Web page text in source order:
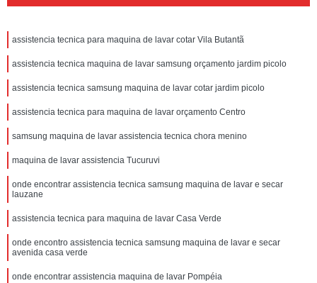
assistencia tecnica para maquina de lavar cotar Vila Butantã
assistencia tecnica maquina de lavar samsung orçamento jardim picolo
assistencia tecnica samsung maquina de lavar cotar jardim picolo
assistencia tecnica para maquina de lavar orçamento Centro
samsung maquina de lavar assistencia tecnica chora menino
maquina de lavar assistencia Tucuruvi
onde encontrar assistencia tecnica samsung maquina de lavar e secar
lauzane
assistencia tecnica para maquina de lavar Casa Verde
onde encontro assistencia tecnica samsung maquina de lavar e secar
avenida casa verde
onde encontrar assistencia maquina de lavar Pompéia